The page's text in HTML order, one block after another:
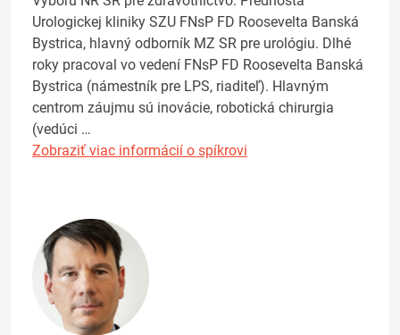
Urologickej kliniky SZU FNsP FD Roosevelta Banská
Bystrica, hlavný odborník MZ SR pre urológiu. Dlhé
roky pracoval vo vedení FNsP FD Roosevelta Banská
Bystrica (námestník pre LPS, riaditeľ). Hlavným
centrom záujmu sú inovácie, robotická chirurgia
(vedúci …
Zobraziť viac informácií o spíkrovi